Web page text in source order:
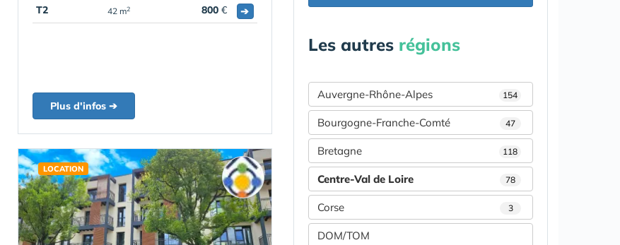
T2 42 m2 800 € ➔
Plus d'infos ➔
LOCATION
Les autres régions
Auvergne-Rhône-Alpes 154
Bourgogne-Franche-Comté 47
Bretagne 118
Centre-Val de Loire 78
Corse 3
DOM/TOM